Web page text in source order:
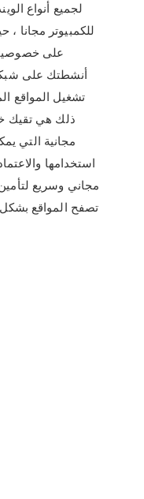
على
أنشطتك على
تشغيل المواقع
ذلك هي تقيك
استخدامها
تصفح المواقع